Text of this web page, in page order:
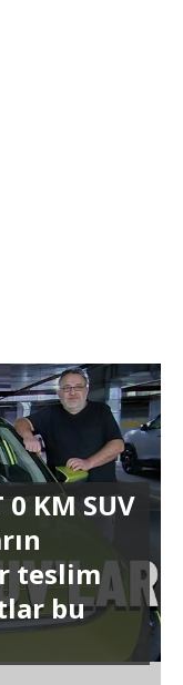
0 KM SUV
teslim
bu